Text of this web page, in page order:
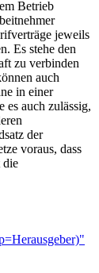
Betrieb
jeweils
Es stehe den
zu verbinden
auch
in einer
es auch zulässig,
der
voraus, dass
die